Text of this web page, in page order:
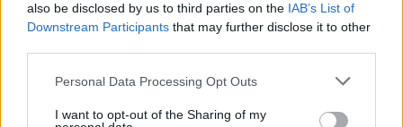
also be disclosed by us to third parties on the IAB’s List of
Downstream Participants that may further disclose it to other
Personal Data Processing Opt Outs
I want to opt-out of the Sharing of my
Δήμος Αθηναίων: 43 σχολικές αυλές γίνονται πιο
5 Αυγούστου 2026
Η FARIA Renewables προχώρησε στην ηλεκτροδότηση